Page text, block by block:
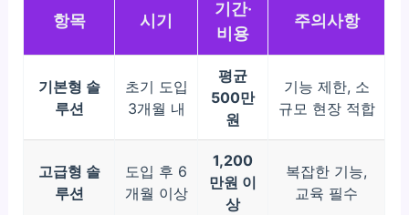
항목 시기
기간·
비용
주의사항
기본형 솔
루션
초기 도입
3개월 내
평균
500만
원
기능 제한, 소
규모 현장 적합
고급형 솔
루션
도입 후 6
개월 이상
1,200
만원 이
상
복잡한 기능,
교육 필수